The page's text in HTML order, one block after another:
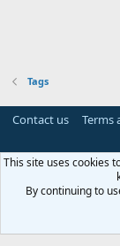
Tags
Contact us Terms
This site uses cookies
By continuing to